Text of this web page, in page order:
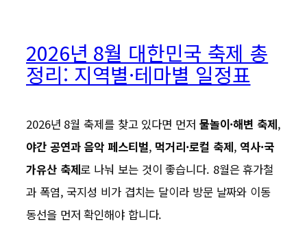
2026년 8월 대한민국 축제 총
정리: 지역별·테마별 일정표
2026년 8월 축제를 찾고 있다면 먼저 물놀이·해변 축제,
야간 공연과 음악 페스티벌, 먹거리·로컬 축제, 역사·국
가유산 축제로 나눠 보는 것이 좋습니다. 8월은 휴가철
과 폭염, 국지성 비가 겹치는 달이라 방문 날짜와 이동
동선을 먼저 확인해야 합니다.